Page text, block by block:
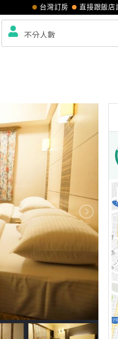
直接跟飯店
台灣訂房